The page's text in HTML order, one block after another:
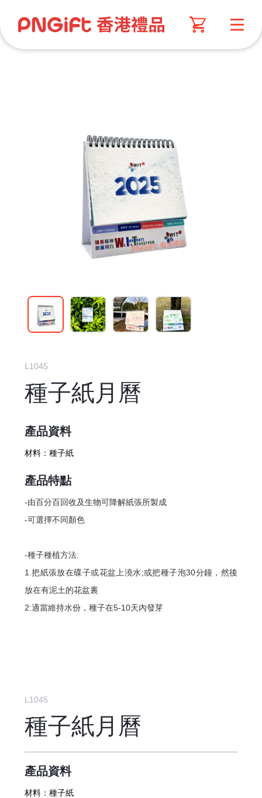
L1045
種子紙月曆
產品資料
材料： 種子紙
產品特點
-由百分百回收及生物可降解紙張所製成
-可選擇不同顏色
-種子種植方法:
1.把紙張放在碟子或花盆上澆水;或把種子泡30分鐘，然後
放在有泥土的花盆裏
2:適當維持水份，種子在5-10天內發芽
L1045
種子紙月曆
產品資料
材料： 種子紙